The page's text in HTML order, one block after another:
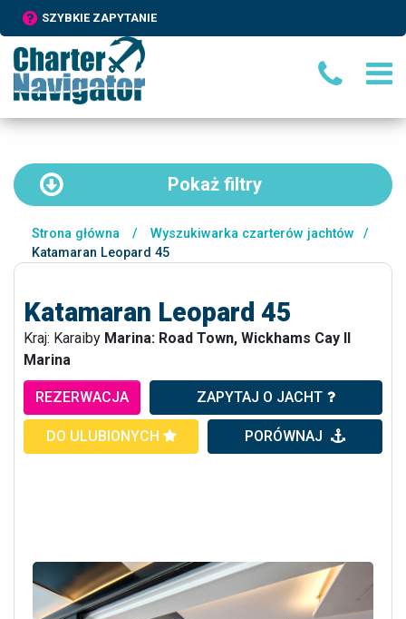
SZYBKIE ZAPYTANIE
Pokaż filtry
Strona główna / Wyszukiwarka czarterów jachtów
/
Katamaran Leopard 45
Katamaran Leopard 45
Kraj: Karaiby Marina: Road Town, Wickhams Cay II
Marina
REZERWACJA ZAPYTAJ O JACHT
DO ULUBIONYCH PORÓWNAJ